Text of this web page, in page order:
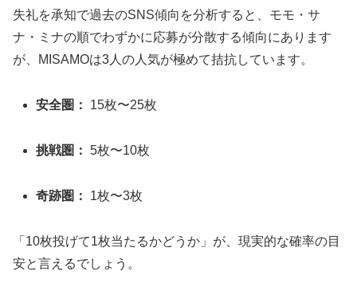
失礼を承知で過去のSNS傾向を分析すると、モモ・サ
ナ・ミナの順でわずかに応募が分散する傾向にあります
が、MISAMOは3人の人気が極めて拮抗しています。
安全圏： 15枚〜25枚
挑戦圏： 5枚〜10枚
奇跡圏： 1枚〜3枚
「10枚投げて1枚当たるかどうか」が、現実的な確率の目
安と言えるでしょう。